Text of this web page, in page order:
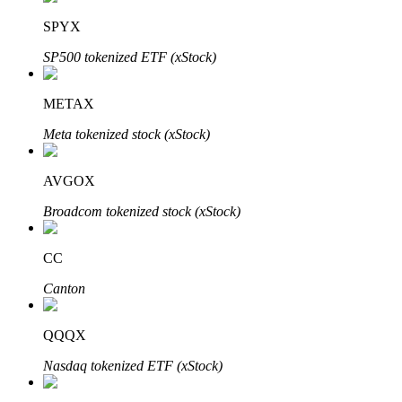
BTR-vergrendelingen
Door crypto ondersteunde leenservice
SPYX
SP500 tokenized ETF (xStock)
METAX
Meta tokenized stock (xStock)
AVGOX
Broadcom tokenized stock (xStock)
CC
Canton
QQQX
Nasdaq tokenized ETF (xStock)